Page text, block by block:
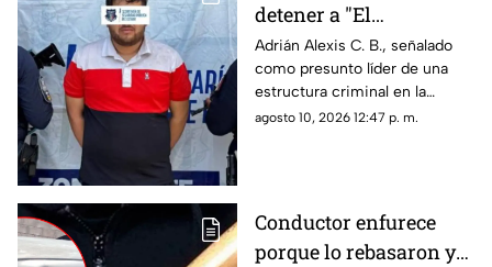
detener a "El
Fantasma" en Aldama;
aseguran vehículos,
armas y cartuchos
Adrián Alexis C. B., señalado
como presunto líder de una
estructura criminal en la
región, fue detenido el 7 de
agosto 10, 2026 12:47 p. m.
Conductor enfurece
porque lo rebasaron y